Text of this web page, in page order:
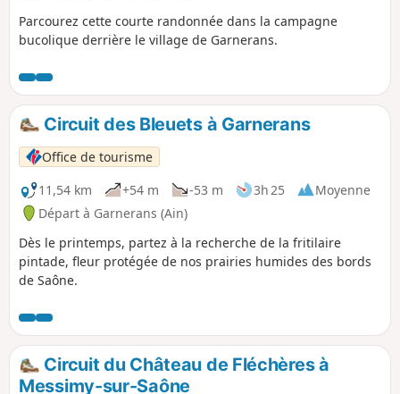
Parcourez cette courte randonnée dans la campagne
bucolique derrière le village de Garnerans.
Circuit des Bleuets à Garnerans
Office de tourisme
11,54 km
+54 m -53 m 3h 25
Moyenne
Départ à Garnerans (Ain)
Dès le printemps, partez à la recherche de la fritilaire
pintade, fleur protégée de nos prairies humides des bords
de Saône.
Circuit du Château de Fléchères à
Messimy-sur-Saône